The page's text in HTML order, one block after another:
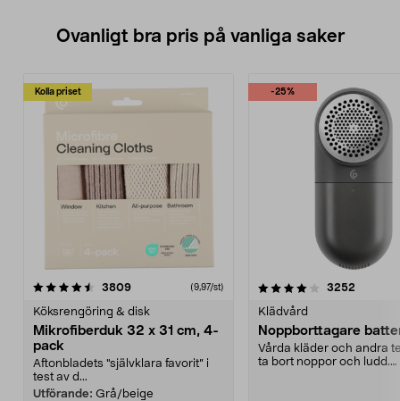
Ovanligt bra pris på vanliga saker
Kolla priset
3809recensioner (9,97/st)
Köksrengöring & disk
Mikrofiberduk 32 x 31 cm, 4-
pack
Aftonbladets "självklara favorit” i
test av d...
Utförande: Grå/beige
-25%
4.0av 5 stjärnor 3252
Klädvård
Noppborttagare
Vårda kläder och andra
ta bort noppor och ludd.
4.5av 5 stjärnor